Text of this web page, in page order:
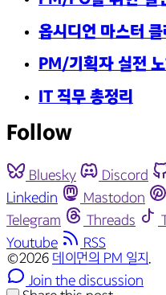
옵시디언 마스터
PM/기획자 실전
IT 직무 총정리
Follow
Bluesky Discord
Linkedin
Mastodon
Telegram
Threads
Youtube
RSS
©2026 데이먼의 PM 일지 .
Join the discussion